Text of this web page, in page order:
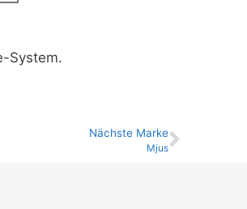
System.
Nächste Marke
Mjus